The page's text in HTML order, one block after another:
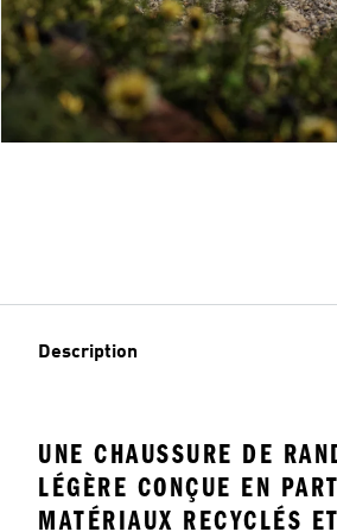
Description
UNE CHAUSSURE DE
LÉGÈRE CONÇUE EN
MATÉRIAUX RECYCLÉS ET